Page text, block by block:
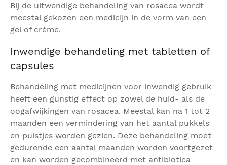
Bij de uitwendige behandeling van rosacea wordt
meestal gekozen een medicijn in de vorm van een
gel of crème.
Inwendige behandeling met tabletten of
capsules
Behandeling met medicijnen voor inwendig gebruik
heeft een gunstig effect op zowel de huid- als de
oogafwijkingen van rosacea. Meestal kan na 1 tot 2
maanden een vermindering van het aantal pukkels
en puistjes worden gezien. Deze behandeling moet
gedurende een aantal maanden worden voortgezet
en kan worden gecombineerd met antibiotica